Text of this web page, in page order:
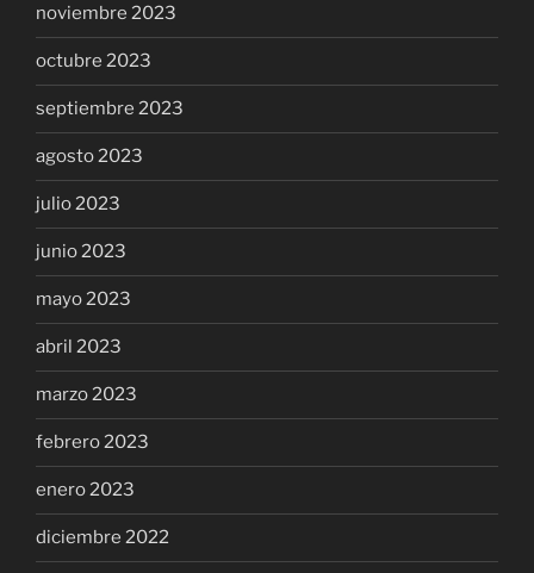
noviembre 2023
octubre 2023
septiembre 2023
agosto 2023
julio 2023
junio 2023
mayo 2023
abril 2023
marzo 2023
febrero 2023
enero 2023
diciembre 2022